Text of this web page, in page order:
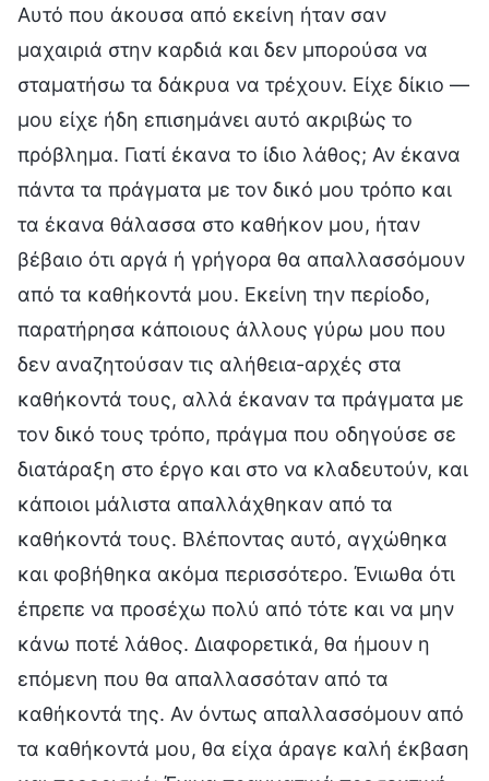
Αυτό που άκουσα από εκείνη ήταν σαν
μαχαιριά στην καρδιά και δεν μπορούσα να
σταματήσω τα δάκρυα να τρέχουν. Είχε δίκιο —
μου είχε ήδη επισημάνει αυτό ακριβώς το
πρόβλημα. Γιατί έκανα το ίδιο λάθος; Αν έκανα
πάντα τα πράγματα με τον δικό μου τρόπο και
τα έκανα θάλασσα στο καθήκον μου, ήταν
βέβαιο ότι αργά ή γρήγορα θα απαλλασσόμουν
από τα καθήκοντά μου. Εκείνη την περίοδο,
παρατήρησα κάποιους άλλους γύρω μου που
δεν αναζητούσαν τις αλήθεια-αρχές στα
καθήκοντά τους, αλλά έκαναν τα πράγματα με
τον δικό τους τρόπο, πράγμα που οδηγούσε σε
διατάραξη στο έργο και στο να κλαδευτούν, και
κάποιοι μάλιστα απαλλάχθηκαν από τα
καθήκοντά τους. Βλέποντας αυτό, αγχώθηκα
και φοβήθηκα ακόμα περισσότερο. Ένιωθα ότι
έπρεπε να προσέχω πολύ από τότε και να μην
κάνω ποτέ λάθος. Διαφορετικά, θα ήμουν η
επόμενη που θα απαλλασσόταν από τα
καθήκοντά της. Αν όντως απαλλασσόμουν από
τα καθήκοντά μου, θα είχα άραγε καλή έκβαση